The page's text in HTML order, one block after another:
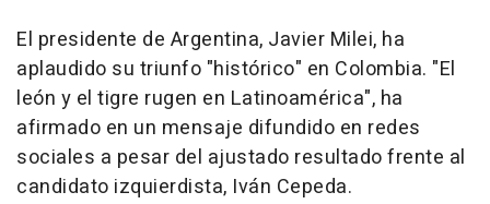
El presidente de Argentina, Javier Milei, ha
aplaudido su triunfo "histórico" en Colombia. "El
león y el tigre rugen en Latinoamérica", ha
afirmado en un mensaje difundido en redes
sociales a pesar del ajustado resultado frente al
candidato izquierdista, Iván Cepeda.